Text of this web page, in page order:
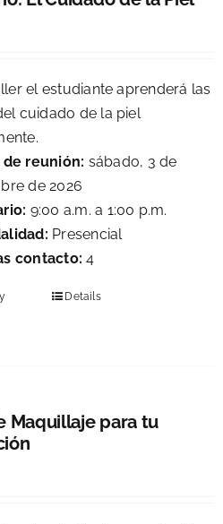
el estudiante aprenderá las
cuidado de la piel
de reunión: sábado, 3 de
de 2026
9:00 a.m. a 1:00 p.m.
Presencial
contacto:4
Details
Maquillaje para tu